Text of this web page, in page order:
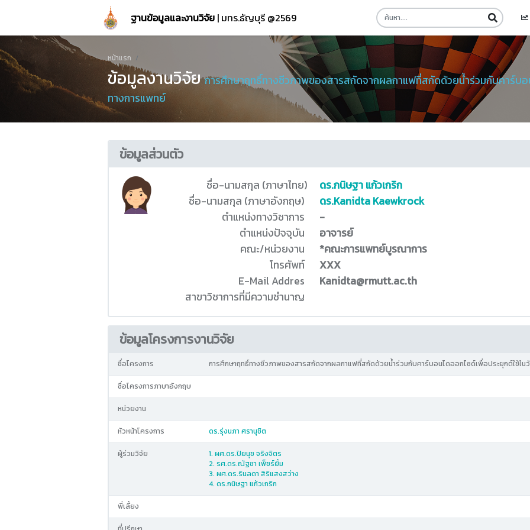
ฐานข้อมูลและงานวิจัย | มทร.ธัญบุรี @2569
หน้าแรก
ข้อมูลงานวิจัยการศึกษาฤทธิ์ทางชีวภาพของสารสกัดจากผลกาแฟที่สกัดด้วยน้ำร่วมกับคาร์บอ
ทางการแพทย์
ข้อมูลส่วนตัว
ชื่อ-นามสกุล (ภาษาไทย)
ดร.กนิษฐา แก้วเกริก
ชื่อ-นามสกุล (ภาษาอังกฤษ)
ดร.Kanidta Kaewkrock
ตำแหน่งทางวิชาการ
-
ตำแหน่งปัจจุบัน
อาจารย์
คณะ/หน่วยงาน
*คณะการแพทย์บูรณาการ
โทรศัพท์
XXX
E-Mail Addres
Kanidta@rmutt.ac.th
สาขาวิชาการที่มีความชำนาญ
ข้อมูลโครงการงานวิจัย
ชื่อโครงการ การศึกษาฤทธิ์ทางชีวภาพของสารสกัดจากผลกาแฟที่สกัดด้วยน้ำร่วมกับคาร์บอนไดออกไซด์เพื่อประยุกต์ใช้ใน
ชื่อโครงการภาษาอังกฤษ
หน่วยงาน
หัวหน้าโครงการ ดร.รุ่งนภา ศรานุชิต
ผู้ร่วมวิจัย
1. ผศ.ดร.ปิยนุช จริงจิตร
2. รศ.ดร.ณัฐชา เพ็ชร์ยิ้ม
3. ผศ.ดร.รินลดา สิริแสงสว่าง
4. ดร.กนิษฐา แก้วเกริก
พี่เลี้ยง